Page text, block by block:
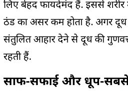
लिए बेहद फायदेमंद हैं. इससे शरीर
ठंड का असर कम होता है. अगर
संतुलित आहार देने से दूध की
रहती हैं.
साफ-सफाई और धूप-सबसे